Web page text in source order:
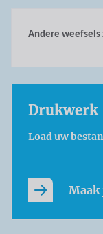
Andere weefsels
Drukwerk
Load uw
Maak